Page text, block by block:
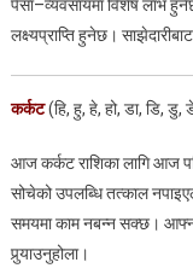
पेसा–व्यवसायमा विशेष लाभ
लक्ष्यप्राप्ति हुनेछ।
कर्कट(हि, हु, हे, हो, डा, डि, डु,
आज कर्कट राशिका लागि आज
सोचेको उपलब्धि तत्काल
समयमा काम नबन्न सक्छ। आफ्ना
पुर्‍याउनुहोला।